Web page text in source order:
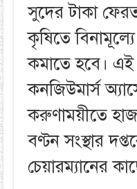
সুদের টাকা
কৃষিতে
কমাতে হবে। এই
কনজিউমার্স
করুণাময়ীতে
বণ্টন সংস্থার
চেয়ারম্যানের